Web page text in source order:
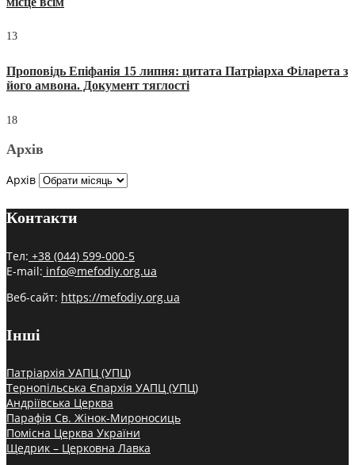
13
Проповідь Епіфанія 15 липня: цитата Патріарха Філарета з
його амвона. Документ тяглості
18
Архів
Архів
Контакти
Тел: +38 (044) 599-000-5
E-mail: info@mefodiy.org.ua
Веб-сайт: https://mefodiy.org.ua
Інші
Патріархія УАПЦ (УПЦ)
Тернопільська Єпархія УАПЦ (УПЦ)
Андріївська Церква
Парафія Св. Жінок-Мироносиць
Помісна Церква України
Щедрик – Церковна Лавка